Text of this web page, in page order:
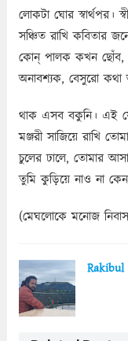
লোকটা ঘোর স্বার্থপর।
সঞ্চিত রাখি কবিতার
কোন্‌ পালক কখন ছোঁব,
অনাবশ্যক, বেসুরো কথা
থাক এসব বকুনি। এই
মঞ্জরী সাজিয়ে রাখি
চুলের ঢালে, তোমার
তুমি কুড়িয়ে নাও না
(মেঘলোকে মনোজ নিবাস
Rakibul